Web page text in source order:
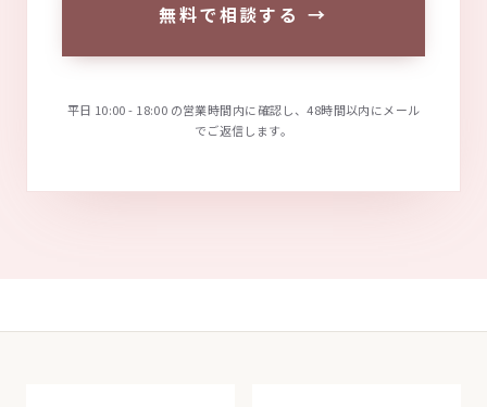
無料で相談する →
平日 10:00 - 18:00 の営業時間内に確認し、48時間以内にメール
でご返信します。